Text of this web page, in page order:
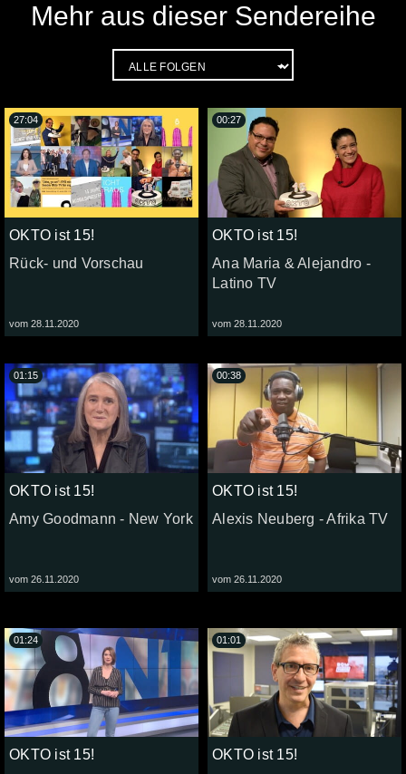
Mehr aus dieser Sendereihe
OKTO ist 15!
Rück- und Vorschau
vom 28.11.2020
27:04
OKTO ist 15!
Ana Maria & Alejandro -
Latino TV
vom 28.11.2020
00:27
OKTO ist 15!
Amy Goodmann - New York
vom 26.11.2020
01:15
OKTO ist 15!
Alexis Neuberg - Afrika TV
vom 26.11.2020
00:38
OKTO ist 15!
01:24
OKTO ist 15!
01:01